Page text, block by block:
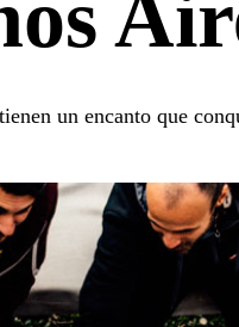
un encanto que